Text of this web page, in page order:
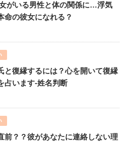
がいる男性と体の関係に…浮気
命の彼女になれる？
と復縁するには？心を開いて復縁
占います-姓名判断
前？？彼があなたに連絡しない理